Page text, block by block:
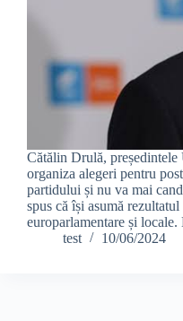
Cătălin Drulă,
organiza alegeri pentru
partidului și nu va mai
spus că își asumă
europarlamentare și
test
10/06/2024